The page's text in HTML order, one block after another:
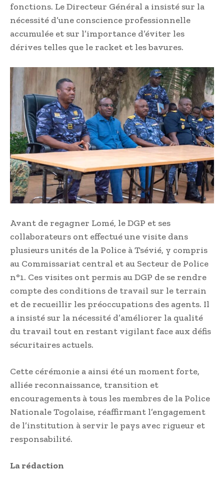
fonctions. Le Directeur Général a insisté sur la
nécessité d’une conscience professionnelle
accumulée et sur l’importance d’éviter les
dérives telles que le racket et les bavures.
Avant de regagner Lomé, le DGP et ses
collaborateurs ont effectué une visite dans
plusieurs unités de la Police à Tsévié, y compris
au Commissariat central et au Secteur de Police
n°1. Ces visites ont permis au DGP de se rendre
compte des conditions de travail sur le terrain
et de recueillir les préoccupations des agents. Il
a insisté sur la nécessité d’améliorer la qualité
du travail tout en restant vigilant face aux défis
sécuritaires actuels.
Cette cérémonie a ainsi été un moment forte,
alliée reconnaissance, transition et
encouragements à tous les membres de la Police
Nationale Togolaise, réaffirmant l’engagement
de l’institution à servir le pays avec rigueur et
responsabilité.
La rédaction